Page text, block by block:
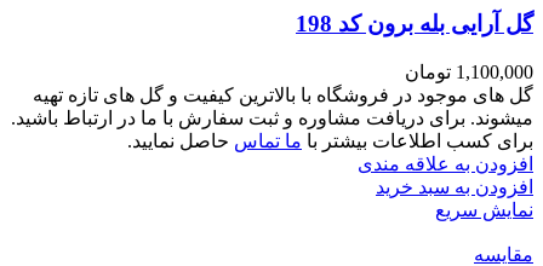
گل آرایی بله برون کد 198
1,100,000 تومان
گل های موجود در فروشگاه با بالاترین کیفیت و گل های تازه تهیه
میشوند. برای دریافت مشاوره و ثبت سفارش با ما در ارتباط باشید.
برای کسب اطلاعات بیشتر با ما تماس حاصل نمایید.
افزودن به علاقه مندی
افزودن به سبد خرید
نمایش سریع
مقايسه